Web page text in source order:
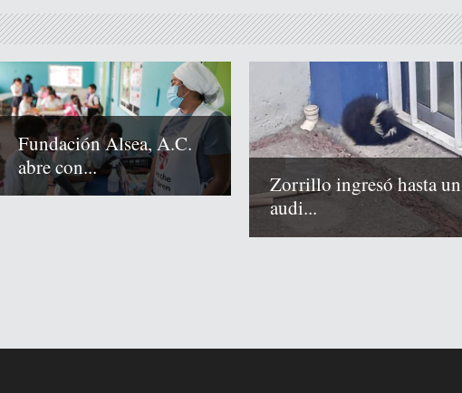
Fundación Alsea, A.C.
abre con...
Zorrillo ingresó hasta un
audi...